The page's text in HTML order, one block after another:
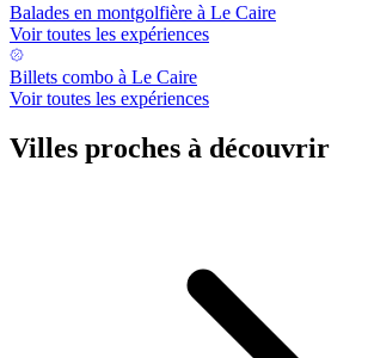
Balades en montgolfière à Le Caire
Voir toutes les expériences
Billets combo à Le Caire
Voir toutes les expériences
Villes proches à découvrir